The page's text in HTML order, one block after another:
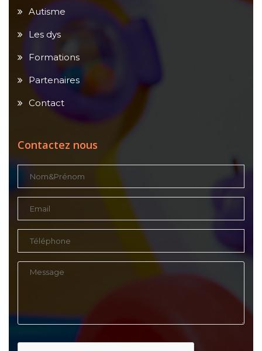
Autisme
Les dys
Formations
Partenaires
Contact
Contactez nous